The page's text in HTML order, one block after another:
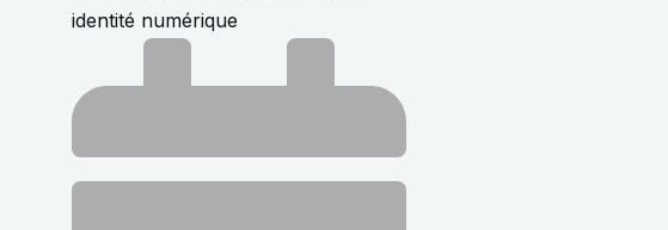
identité numérique